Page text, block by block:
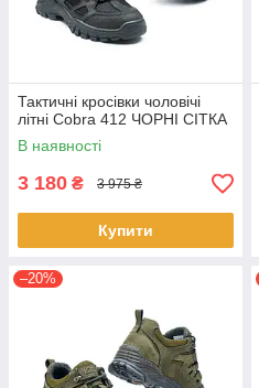
Тактичні кросівки чоловічі
літні Cobra 412 ЧОРНІ СІТКА
В наявності
3 180 ₴ 3 975 ₴
Купити
–20%